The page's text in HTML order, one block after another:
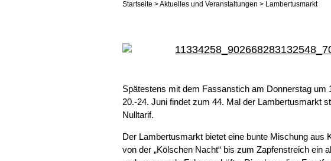
Startseite >Aktuelles und Veranstaltungen > Lambertusmarkt
Spätestens mit dem Fassanstich am Donnerstag um
20.-24. Juni findet zum 44. Mal der Lambertusmarkt
Nulltarif.
Der Lambertusmarkt bietet eine bunte Mischung aus
von der „Kölschen Nacht“ bis zum Zapfenstreich ein